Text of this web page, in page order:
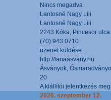
Nincs megadva
Lantosné Nagy Lili
Lantosné Nagy Lili
2243 Kóka, Pincesor utca
(70) 943 0710
üzenet küldése...
http://lanaasvany.hu
Ásványok,
20
A kiállítói jelentkezés
2026. szeptember 12.